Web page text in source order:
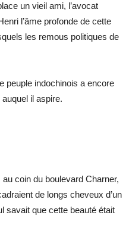
un vieil ami, l’avocat
l’âme profonde de cette
les remous politiques de
peuple indochinois a encore
il aspire.
coin du boulevard Charner,
de longs cheveux d’un
savait que cette beauté était